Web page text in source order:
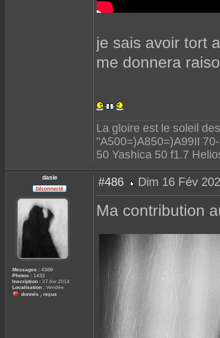
je sais avoir tort
me donnera
La gloire est le soleil
"A500=)A850=)A99II
50 Yashica 50 f1.7
dasie
Messages : 4369
Photos : 1432
Inscription : 27 Avr 2014
Localisation : Vendée
donnés / reçus
#486
e
a
Dim 16 Fév
Ma contribution